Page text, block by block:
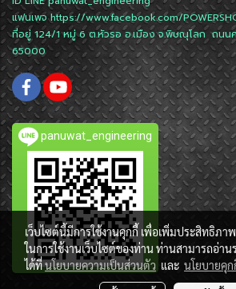
แฟนเพจhttps://www.facebook.com/
ที่อยู่ 124/1 หมู่ 6 ต.หัวรอ อ.เมือง จ.พิษณุโลก ถน
65000
panuwat_engineering
เว็บไซต์นี้มีการใช้งานคุกกี้ เพื่อเพิ่มประสิทธิภ
ในการใช้งานเว็บไซต์ของท่าน ท่านสามารถอ่าน
ได้ที่นโยบายความเป็นส่วนตัว และ นโยบายคุก